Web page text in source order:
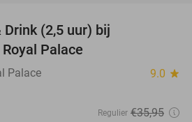
Drink (2,5 uur) bij
Palace
Palace 9.0 star
Regulier €35,95